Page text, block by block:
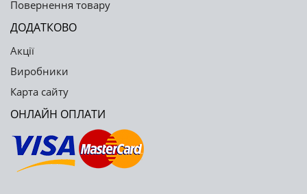
Повернення товару
ДОДАТКОВО
Акції
Виробники
Карта сайту
ОНЛАЙН ОПЛАТИ